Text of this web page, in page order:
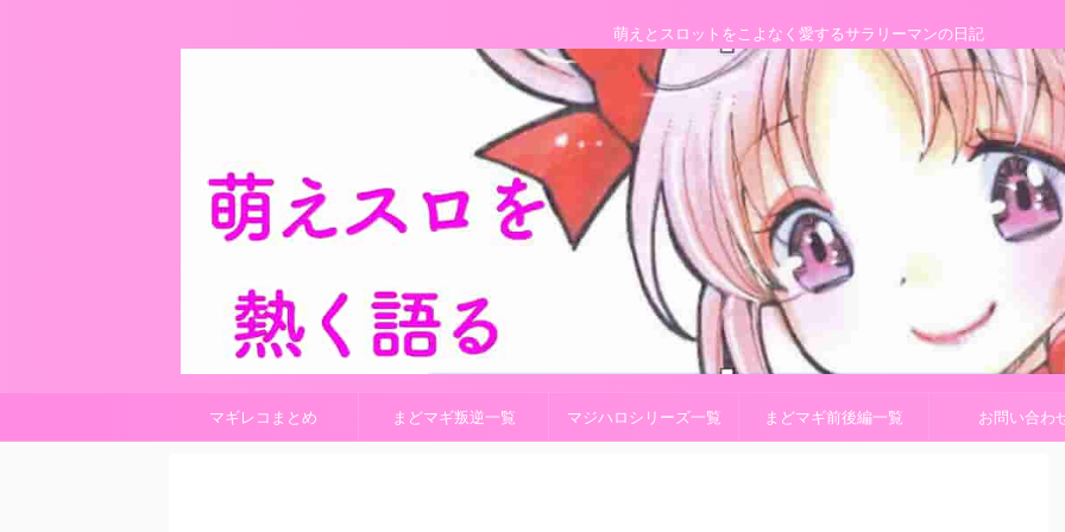
萌えとスロットをこよなく愛するサラリーマンの日記
マギレコまとめ まどマギ叛逆一覧 マジハロシリーズ一覧 まどマギ前後編一覧 お問い合わ